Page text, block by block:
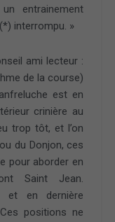
entrainement
interrompu. »
ami lecteur :
de la course)
est en
crinière au
trop tôt, et l’on
du Donjon, ces
pour aborder en
Saint Jean.
et en dernière
positions ne